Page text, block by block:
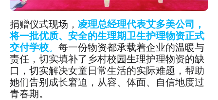
捐赠仪式现场， 凌理总经理代表艾多美公司，
将一批优质、安全的生理期卫生护理物资正式
交付学校。 每一份物资都承载着企业的温暖与
责任，切实填补了乡村校园生理护理物资的缺
口，切实解决女童日常生活的实际难题，帮助
她们告别成长窘迫，从容、体面、自信地度过
青春期。